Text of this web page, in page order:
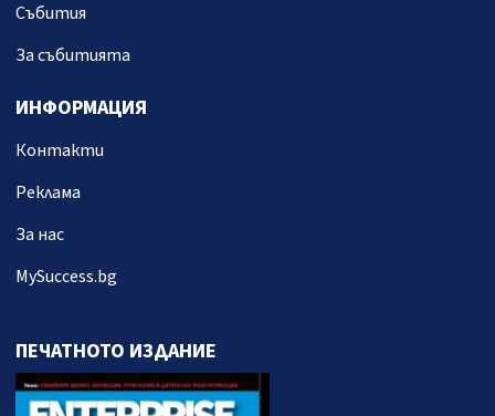
Събития
За събитията
ИНФОРМАЦИЯ
Контакти
Реклама
За нас
MySuccess.bg
ПЕЧАТНОТО ИЗДАНИЕ